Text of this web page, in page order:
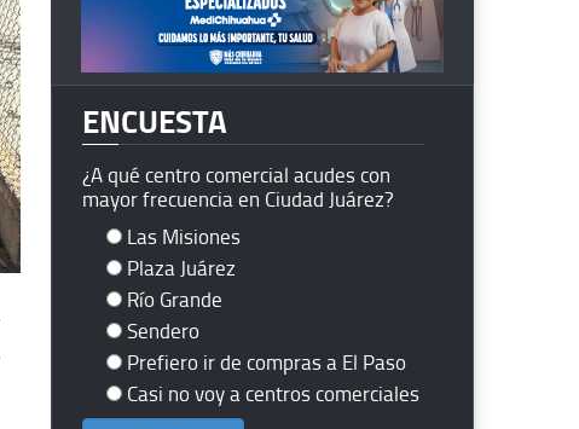
ENCUESTA
¿A qué centro comercial acudes con
mayor frecuencia en Ciudad Juárez?
Las Misiones
Plaza Juárez
Río Grande
Sendero
Prefiero ir de compras a El Paso
Casi no voy a centros comerciales